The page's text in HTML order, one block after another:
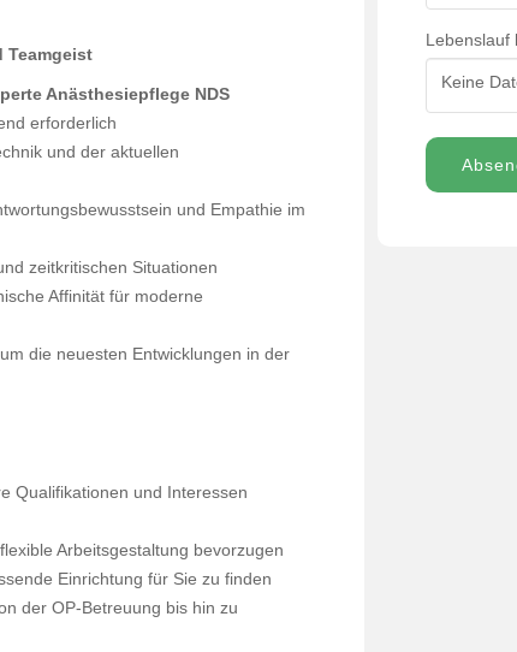
Teamgeist
Anästhesiepflege NDS
erforderlich
und der aktuellen
und Empathie im
zeitkritischen Situationen
Affinität für moderne
, um die neuesten Entwicklungen in der
Qualifikationen und Interessen
flexible Arbeitsgestaltung bevorzugen
Einrichtung für Sie zu finden
der OP-Betreuung bis hin zu
Lebenslauf
Keine